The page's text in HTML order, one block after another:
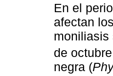
En el
afectan
moniliasis
de
negra (